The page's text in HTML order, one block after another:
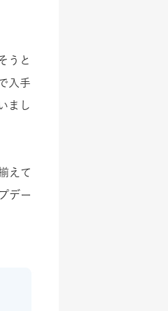
うと
入手
まし
えて
デー